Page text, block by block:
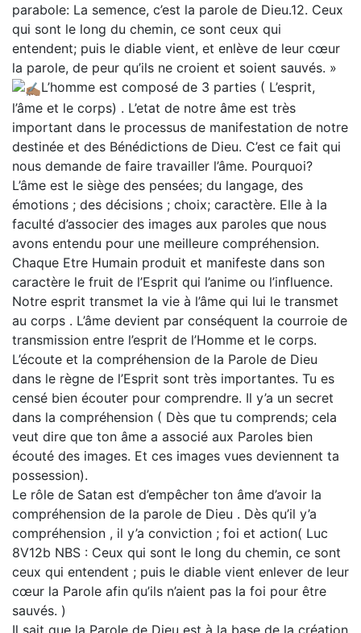
parabole: La semence, c’est la parole de Dieu.12. Ceux
qui sont le long du chemin, ce sont ceux qui
entendent; puis le diable vient, et enlève de leur cœur
la parole, de peur qu’ils ne croient et soient sauvés. »
L’homme est composé de 3 parties ( L’esprit,
l’âme et le corps) . L’etat de notre âme est très
important dans le processus de manifestation de notre
destinée et des Bénédictions de Dieu. C’est ce fait qui
nous demande de faire travailler l’âme. Pourquoi?
L’âme est le siège des pensées; du langage, des
émotions ; des décisions ; choix; caractère. Elle à la
faculté d’associer des images aux paroles que nous
avons entendu pour une meilleure compréhension.
Chaque Etre Humain produit et manifeste dans son
caractère le fruit de l’Esprit qui l’anime ou l’influence.
Notre esprit transmet la vie à l’âme qui lui le transmet
au corps . L’âme devient par conséquent la courroie de
transmission entre l’esprit de l’Homme et le corps.
L’écoute et la compréhension de la Parole de Dieu
dans le règne de l’Esprit sont très importantes. Tu es
censé bien écouter pour comprendre. Il y’a un secret
dans la compréhension ( Dès que tu comprends; cela
veut dire que ton âme a associé aux Paroles bien
écouté des images. Et ces images vues deviennent ta
possession).
Le rôle de Satan est d’empêcher ton âme d’avoir la
compréhension de la parole de Dieu . Dès qu’il y’a
compréhension , il y’a conviction ; foi et action( Luc
8V12b NBS : Ceux qui sont le long du chemin, ce sont
ceux qui entendent ; puis le diable vient enlever de leur
cœur la Parole afin qu’ils n’aient pas la foi pour être
sauvés. )
Il sait que la Parole de Dieu est à la base de la création